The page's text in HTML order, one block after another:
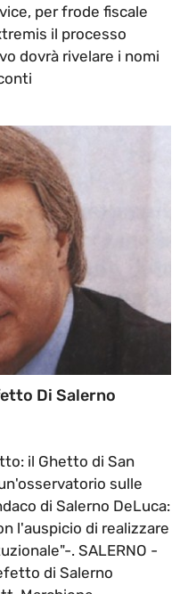
per frode fiscale
il processo
dovrà rivelare i nomi
Di Salerno
il Ghetto di San
sulle
di Salerno DeLuca:
l'auspicio di realizzare
. SALERNO -
di Salerno